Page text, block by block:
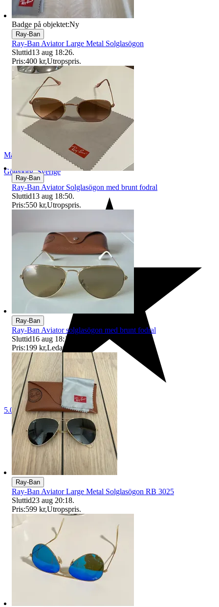
Maria31-2011
Göteborg,Sverige
5.0
Badge på objektet:Ny
Ray-Ban
Ray-Ban Aviator Large Metal Solglasögon
Sluttid13 aug 18:26.
Pris:400 kr,Utropspris.
Ray-Ban
Ray-Ban Aviator Solglasögon med brunt fodral
Sluttid13 aug 18:50.
Pris:550 kr,Utropspris.
Ray-Ban
Ray-Ban Aviator solglasögon med brunt fodral
Sluttid16 aug 18:12
Pris:199 kr,Ledande bud
Ray-Ban
Ray-Ban Aviator Large Metal Solglasögon RB 3025
Sluttid23 aug 20:18.
Pris:599 kr,Utropspris.